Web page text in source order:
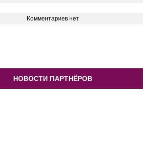
Комментариев нет
НОВОСТИ ПАРТНЁРОВ